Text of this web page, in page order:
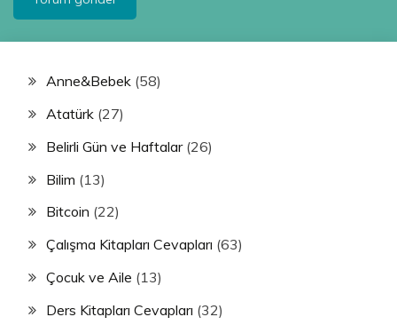
Anne&Bebek (58)
Atatürk (27)
Belirli Gün ve Haftalar(26)
Bilim (13)
Bitcoin (22)
Çalışma Kitapları Cevapları (63)
Çocuk ve Aile (13)
Ders Kitapları Cevapları (32)